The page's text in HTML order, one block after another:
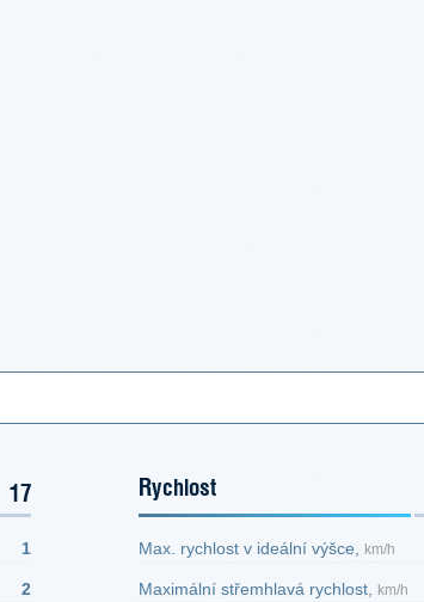
17
1
2
Rychlost
Max. rychlost v ideální výšce, km/h
Maximální střemhlavá rychlost, km/h